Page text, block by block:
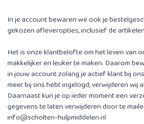
In je account bewaren we ook je
gekozen afleveropties, inclusief de
Het is onze klantbelofte om het leven van
makkelijker en leuker te maken. Daarom
in jouw account zolang je actief klant bij
meer bij ons hebt ingelogd, verwijderen wij
Daarnaast kun je op ieder moment een
gegevens te laten verwijderen door te
info@scholten-hulpmiddelen.nl